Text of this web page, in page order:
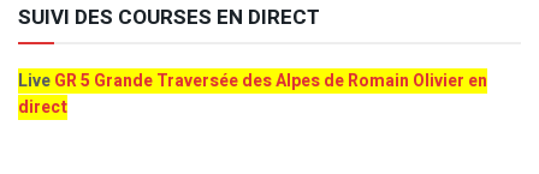
SUIVI DES COURSES EN DIRECT
LiveGR 5 Grande Traversée des Alpes de Romain Olivier en
direct